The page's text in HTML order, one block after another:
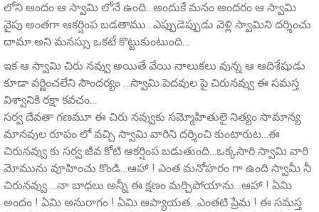
లోని అందం ఆ స్వామి లోనే ఉంది…అందుకే మనం అందరం ఆ స్వామి
వైపు అంతగా ఆకర్షింప బడతాము…ఎప్పుడెప్పుడు వెళ్లి స్వామిని దర్శించు
దామా అని మనస్సు ఒకటే కొట్టుకుంటుంది…
ఇక ఆ స్వామి చిరు నవ్వు అయితే వేయి నాలుకలు వున్న ఆ ఆదిశేషుడు
కూడా వర్ణించలేని సౌందర్యం …స్వామి పెదవుల పై చిరునవ్వు ఈ సమస్త
విశ్వానికి రక్షా కవచం…
సర్వ దేవతా గణమూ ఈ చిరు నవ్వుకు సమ్మోహితులై నిత్యం సామాన్య
మానవుల రూపం లో వచ్చి స్వామి వారిని దర్శించి కుంటారుట…ఈ
చిరునవ్వు కు సర్వ జీవ కోటి ఆకర్షింప బడుతుంది…ఒక్కసారి స్వామి వారి
మోమును వూహించు కొండి…ఆహా ! ఎంత మనోహరం గా ఉంది స్వామీ నీ
చిరునవ్వు …నా బాధలు అన్నీ ఈ క్షణం మర్చిపోయాను…ఆహా ! ఏమి
అందం ! ఏమి అనురాగం ! ఏమి ఆప్యాయత…ఎంతటి ప్రేమ ! ఈ సమస్త